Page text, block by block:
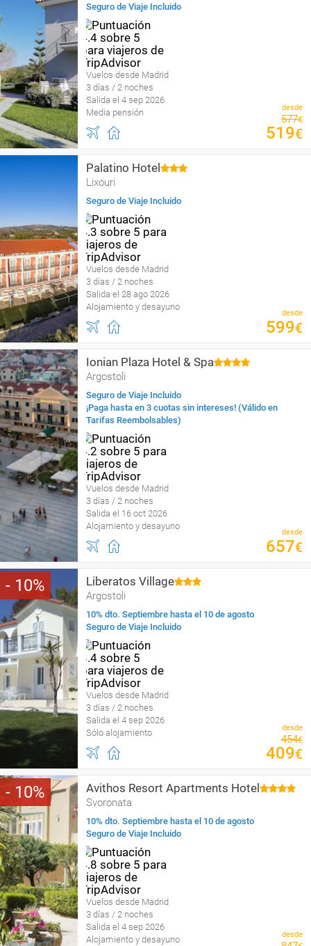
Seguro de Viaje Incluido
Vuelos desde Madrid
3 días / 2 noches
Salida el 4 sep 2026
Media pensión
desde
577€
519€
Palatino Hotel
Lixouri
Seguro de Viaje Incluido
Vuelos desde Madrid
3 días / 2 noches
Salida el 28 ago 2026
Alojamiento y desayuno
desde
599€
Ionian Plaza Hotel & Spa
Argostoli
Seguro de Viaje Incluido
¡Paga hasta en 3 cuotas sin intereses! (Válido en
Tarifas Reembolsables)
Vuelos desde Madrid
3 días / 2 noches
Salida el 16 oct 2026
Alojamiento y desayuno
desde
657€
10 Liberatos Village
Argostoli
10% dto. Septiembre hasta el 10 de agosto
Seguro de Viaje Incluido
Vuelos desde Madrid
3 días / 2 noches
Salida el 4 sep 2026
Sólo alojamiento
desde
454€
409€
10 Avithos Resort Apartments Hotel
Svoronata
10% dto. Septiembre hasta el 10 de agosto
Seguro de Viaje Incluido
Vuelos desde Madrid
3 días / 2 noches
Salida el 4 sep 2026
Alojamiento y desayuno
desde